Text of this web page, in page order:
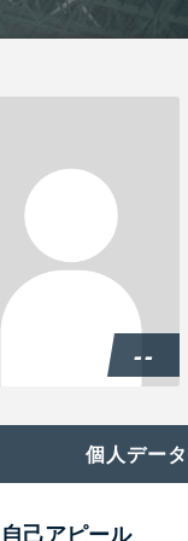
--
個人データ
自己アピール